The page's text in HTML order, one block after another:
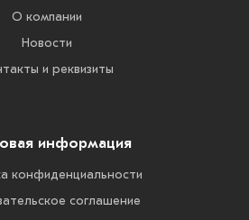
О компании
Новости
и реквизиты
информация
конфиденциальности
соглашение